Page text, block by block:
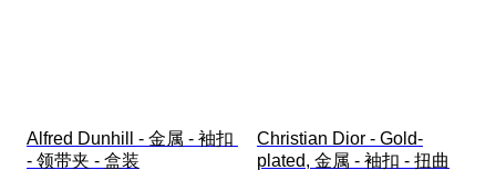
Alfred Dunhill - 金属 - 袖扣
- 领带夹 - 盒装
Christian Dior - Gold-
plated, 金属 - 袖扣 - 扭曲